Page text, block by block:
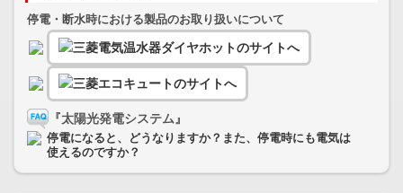
停電・断水時における製品のお取り扱いについて
『太陽光発電システム』
停電になると、どうなりますか？また、停電時にも電気は
使えるのですか？